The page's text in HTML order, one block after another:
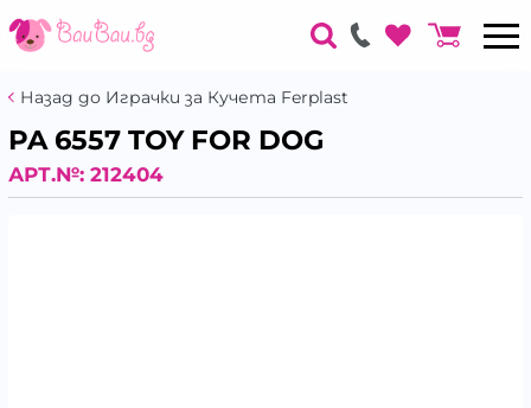
Назад до Играчки за Кучета Ferplast
PA 6557 TOY FOR DOG
АРТ.№: 212404